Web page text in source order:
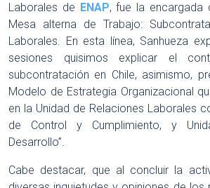
Laborales de ENAP, fue la encargada
Mesa alterna de Trabajo:
Laborales. En esta línea, Sanhueza
sesiones quisimos explicar el
subcontratación en Chile, asimismo,
Modelo de Estrategia Organizacional
en la Unidad de Relaciones Laborales
de Control y Cumplimiento, y
Desarrollo”.
Cabe destacar, que al concluir la